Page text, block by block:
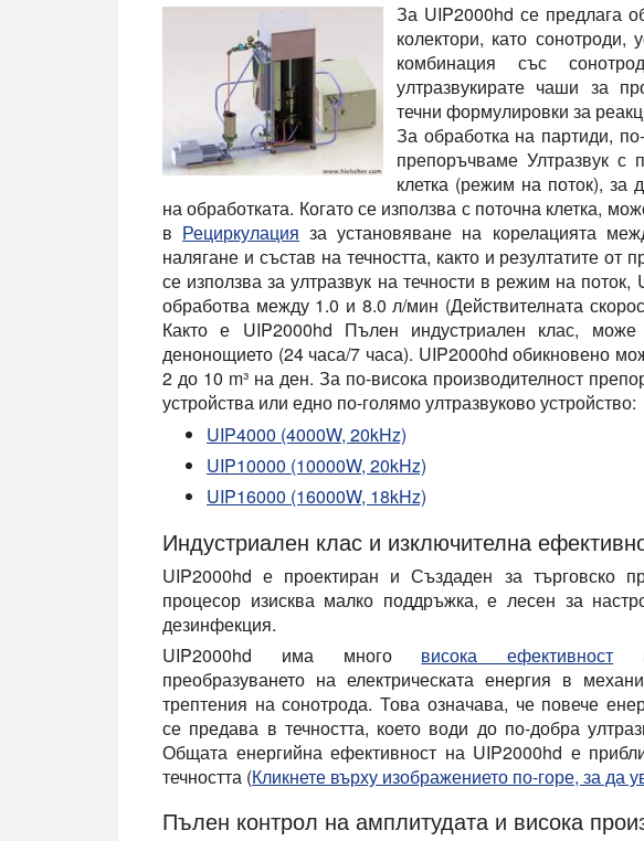
За UIP2000hd се предлага
колектори, като сонотроди,
комбинация със
ултразвукирате чаши за
течни формулировки за
За обработка на партиди,
препоръчваме Ултразвук с
клетка (режим на поток), за
на обработката. Когато се използва с поточна клетка,
в Рециркулация за установяване на корелацията
налягане и състав на течността, както и резултатите от
се използва за ултразвук на течности в режим на
обработва между 1.0 и 8.0 л/мин (Действителната
Както е UIP2000hd Пълен индустриален клас, може
денонощието (24 часа/7 часа). UIP2000hd обикновено
2 до 10 m³ на ден. За по-висока производителност
устройства или едно по-голямо ултразвуково устройство:
UIP4000 (4000W, 20kHz)
UIP10000 (10000W, 20kHz)
UIP16000 (16000W, 18kHz)
Индустриален клас и изключителна
UIP2000hd е проектиран иСъздаден за търговско
процесор изисква малко поддръжка, е лесен за
дезинфекция.
UIP2000hd има много висока ефективност
преобразуването на електрическата енергия в
трептения на сонотрода. Това означава, че повече
се предава в течността, което води до по-добра
Общата енергийна ефективност на UIP2000hd е
течността (Кликнете върху изображението по-горе, за да
Пълен контрол на амплитудата и висока